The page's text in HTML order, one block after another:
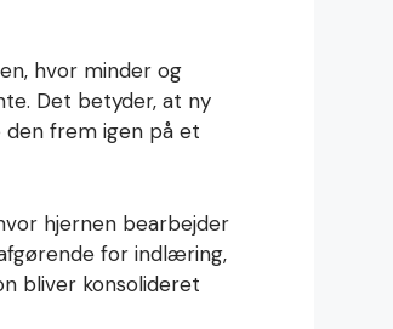
hvor minder og
Det betyder, at ny
den frem igen på et
hjernen bearbejder
for indlæring,
bliver konsolideret